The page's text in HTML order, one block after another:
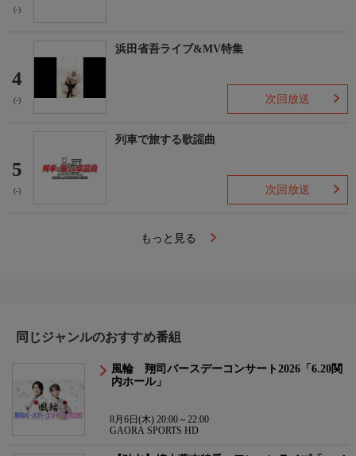
(-)
4
(-)
浜田省吾ライブ&MV特集
次回放送
5
(-)
列車で旅する歌謡曲
次回放送
もっと見る
同じジャンルのおすすめ番組
風輪 翔司バースデーコンサート2026「6.20関
内ホール」
8月6日(木) 20:00～22:00
GAORA SPORTS HD